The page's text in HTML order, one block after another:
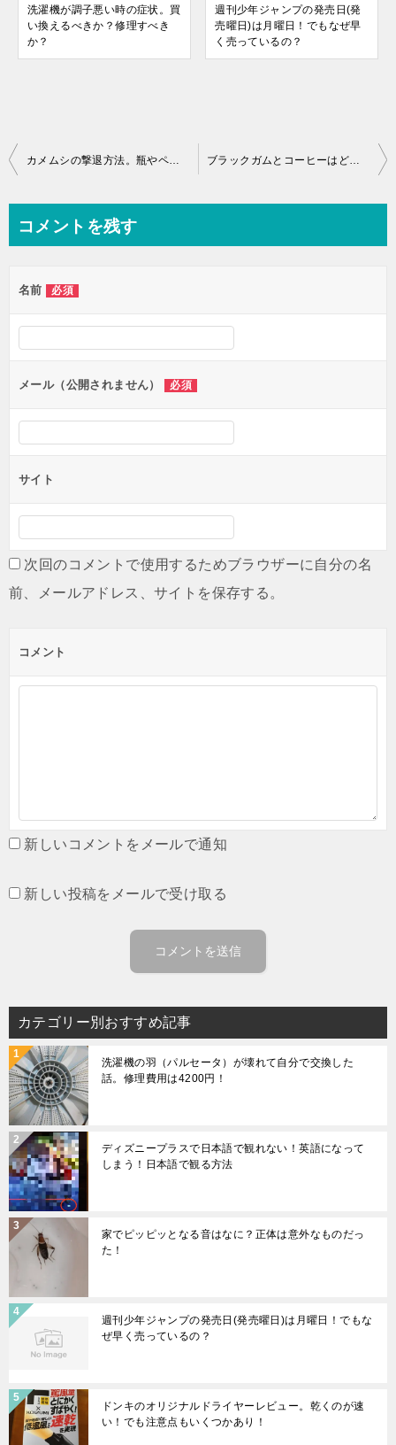
洗濯機が調子悪い時の症状。買
い換えるべきか？修理すべき
か？
週刊少年ジャンプの発売日(発
売曜日)は月曜日！でもなぜ早
く売っているの？
カメムシの撃退方法。瓶やペットボトルにためる、息をかけたティッシュで取る！ ブラックガムとコーヒーはどちらがカフェインが多い？
コメントを残す
名前 必須
メール（公開されません） 必須
サイト
次回のコメントで使用するためブラウザーに自分の名
前、メールアドレス、サイトを保存する。
コメント
新しいコメントをメールで通知
新しい投稿をメールで受け取る
カテゴリー別おすすめ記事
洗濯機の羽（パルセータ）が壊れて自分で交換した
話。修理費用は4200円！
ディズニープラスで日本語で観れない！英語になって
しまう！日本語で観る方法
家でピッピッとなる音はなに？正体は意外なものだっ
た！
週刊少年ジャンプの発売日(発売曜日)は月曜日！でもな
ぜ早く売っているの？
ドンキのオリジナルドライヤーレビュー。乾くのが速
い！でも注意点もいくつかあり！